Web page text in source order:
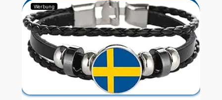
Werbung